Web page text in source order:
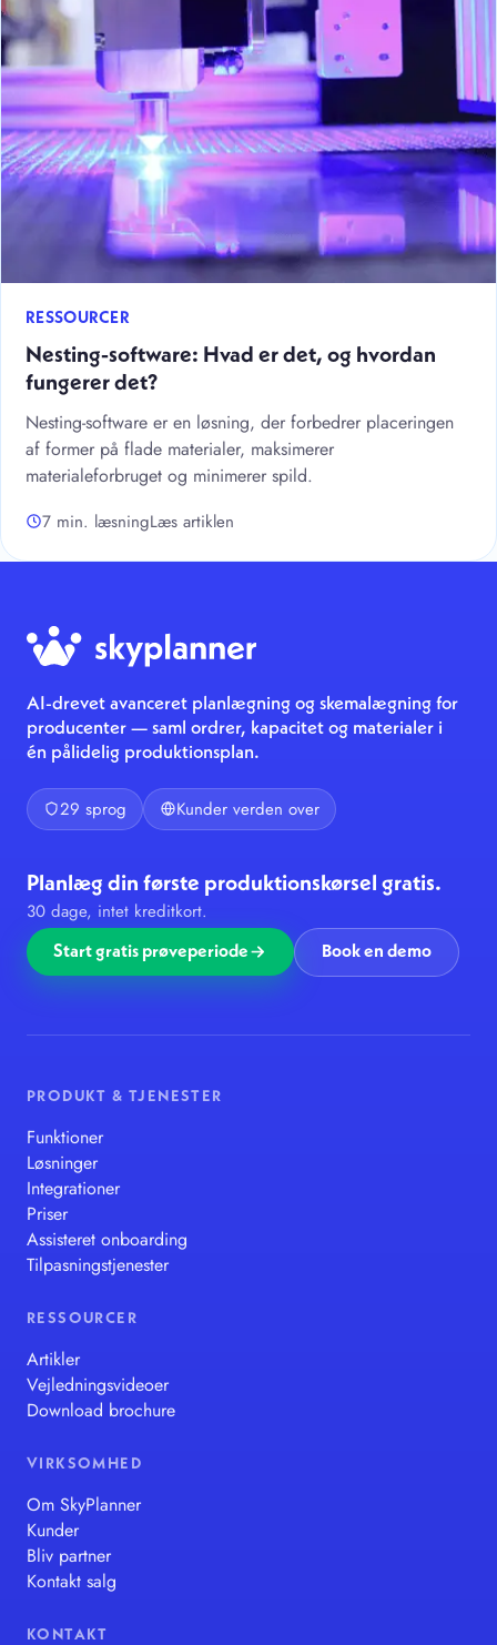
RESSOURCER
Nesting-software: Hvad er det, og hvordan
fungerer det?
Nesting-software er en løsning, der forbedrer placeringen
af former på flade materialer, maksimerer
materialeforbruget og minimerer spild.
7 min. læsningLæs artiklen
AI-drevet avanceret planlægning og skemalægning for
producenter — saml ordrer, kapacitet og materialer i
én pålidelig produktionsplan.
29 sprog Kunder verden over
Planlæg din første produktionskørsel gratis.
30 dage, intet kreditkort.
Start gratis prøveperiode Book en demo
PRODUKT & TJENESTER
Funktioner
Løsninger
Integrationer
Priser
Assisteret onboarding
Tilpasningstjenester
RESSOURCER
Artikler
Vejledningsvideoer
Download brochure
VIRKSOMHED
Om SkyPlanner
Kunder
Bliv partner
Kontakt salg
KONTAKT